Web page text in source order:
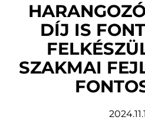
DÍJ IS
SZAKMAI